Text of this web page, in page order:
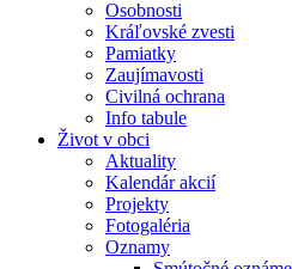
Osobnosti
Kráľovské zvesti
Pamiatky
Zaujímavosti
Civilná ochrana
Info tabule
Život v obci
Aktuality
Kalendár akcií
Projekty
Fotogaléria
Oznamy